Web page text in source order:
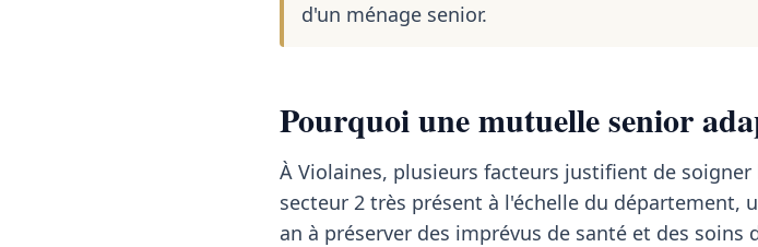
d'un ménage senior.
Pourquoi une mutuelle senior
À Violaines, plusieurs facteurs justifient de
secteur 2 très présent à l'échelle du département,
an à préserver des imprévus de santé et des